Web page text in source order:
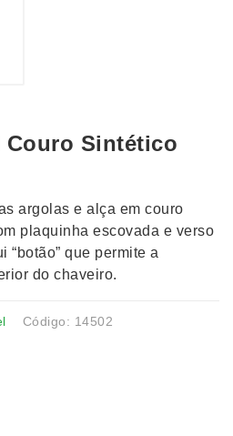
Couro Sintético
argolas e alça em couro
plaquinha escovada e verso
“botão” que permite a
do chaveiro.
Código: 14502